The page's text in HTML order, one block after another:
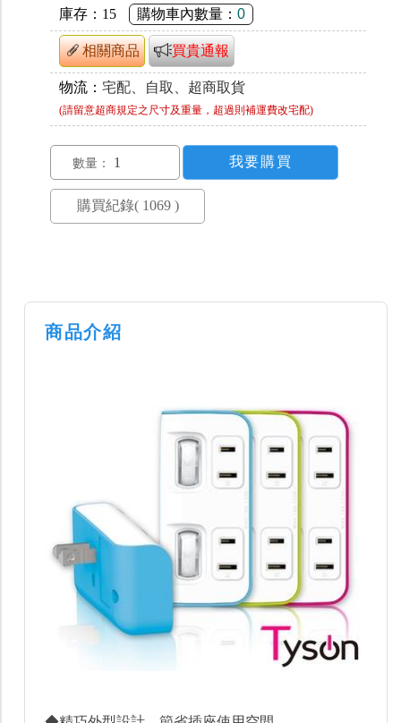
庫存： 15 購物車內數量： 0
相關商品 買貴通報
物流： 宅配、自取、超商取貨
(請留意超商規定之尺寸及重量，超過則補運費改宅配)
數量：
商品介紹